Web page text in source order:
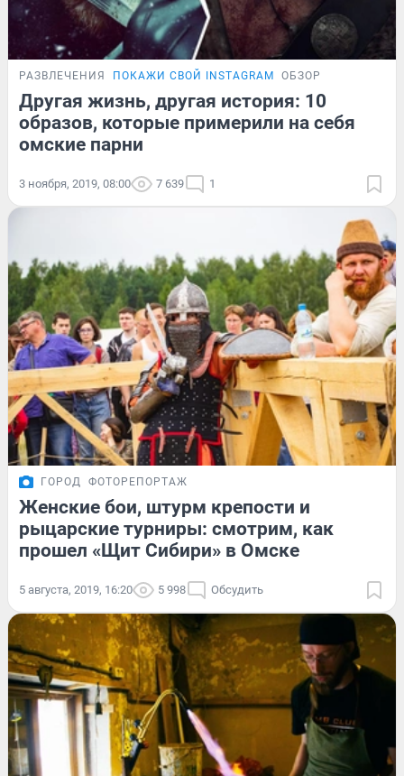
РАЗВЛЕЧЕНИЯ ПОКАЖИ СВОЙ INSTAGRAM ОБЗОР
Другая жизнь, другая история: 10
образов, которые примерили на себя
омские парни
3 ноября, 2019, 08:00 7 639 1
ГОРОД ФОТОРЕПОРТАЖ
Женские бои, штурм крепости и
рыцарские турниры: смотрим, как
прошел «Щит Сибири» в Омске
5 августа, 2019, 16:20 5 998 Обсудить